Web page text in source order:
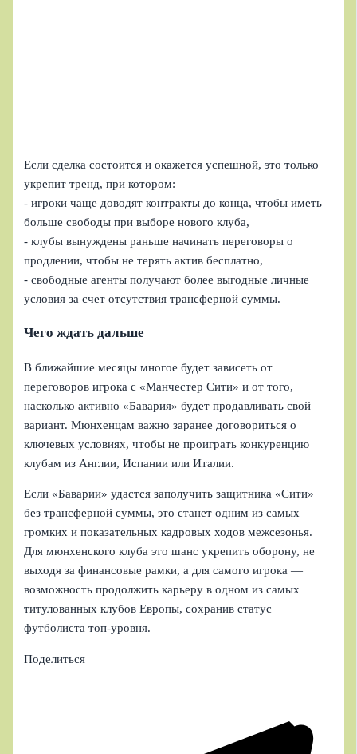
Если сделка состоится и окажется успешной, это только
укрепит тренд, при котором:
- игроки чаще доводят контракты до конца, чтобы иметь
больше свободы при выборе нового клуба,
- клубы вынуждены раньше начинать переговоры о
продлении, чтобы не терять актив бесплатно,
- свободные агенты получают более выгодные личные
условия за счет отсутствия трансферной суммы.
Чего ждать дальше
В ближайшие месяцы многое будет зависеть от
переговоров игрока с «Манчестер Сити» и от того,
насколько активно «Бавария» будет продавливать свой
вариант. Мюнхенцам важно заранее договориться о
ключевых условиях, чтобы не проиграть конкуренцию
клубам из Англии, Испании или Италии.
Если «Баварии» удастся заполучить защитника «Сити»
без трансферной суммы, это станет одним из самых
громких и показательных кадровых ходов межсезонья.
Для мюнхенского клуба это шанс укрепить оборону, не
выходя за финансовые рамки, а для самого игрока —
возможность продолжить карьеру в одном из самых
титулованных клубов Европы, сохранив статус
футболиста топ-уровня.
Поделиться